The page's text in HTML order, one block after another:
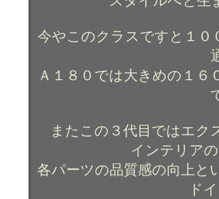
今やこのクラスですと１０
Ａ１８０では大きめの１
またこの３代目ではエク
インテリア
各パーツの品質感の向上と
ド